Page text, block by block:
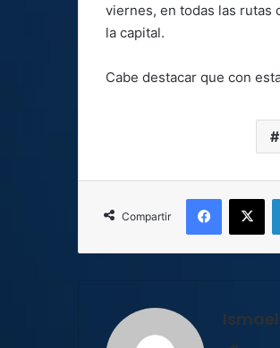
viernes, en todas las rutas
la capital.
Cabe destacar que con
Compartir
Facebook
X